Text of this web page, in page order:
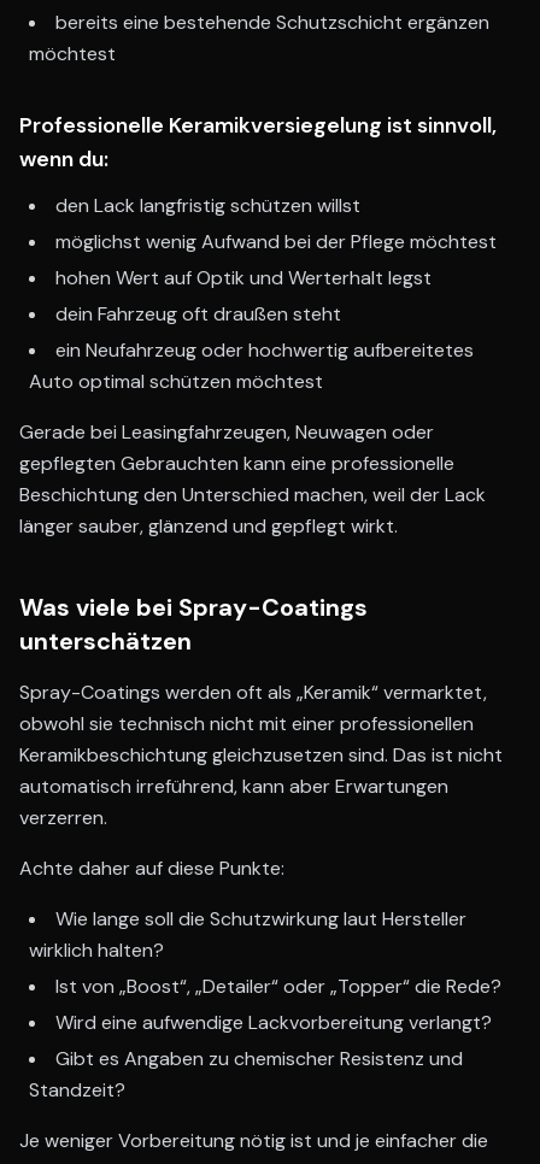
bereits eine bestehende Schutzschicht ergänzen
möchtest
Professionelle Keramikversiegelung ist sinnvoll,
wenn du:
den Lack langfristig schützen willst
möglichst wenig Aufwand bei der Pflege möchtest
hohen Wert auf Optik und Werterhalt legst
dein Fahrzeug oft draußen steht
ein Neufahrzeug oder hochwertig aufbereitetes
Auto optimal schützen möchtest
Gerade bei Leasingfahrzeugen, Neuwagen oder
gepflegten Gebrauchten kann eine professionelle
Beschichtung den Unterschied machen, weil der Lack
länger sauber, glänzend und gepflegt wirkt.
Was viele bei Spray-Coatings
unterschätzen
Spray-Coatings werden oft als „Keramik“ vermarktet,
obwohl sie technisch nicht mit einer professionellen
Keramikbeschichtung gleichzusetzen sind. Das ist nicht
automatisch irreführend, kann aber Erwartungen
verzerren.
Achte daher auf diese Punkte:
Wie lange soll die Schutzwirkung laut Hersteller
wirklich halten?
Ist von „Boost“, „Detailer“ oder „Topper“ die Rede?
Wird eine aufwendige Lackvorbereitung verlangt?
Gibt es Angaben zu chemischer Resistenz und
Standzeit?
Je weniger Vorbereitung nötig ist und je einfacher die